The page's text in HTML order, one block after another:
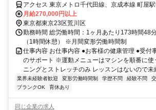
アクセス 東京メトロ千代田線、京成本線 町屋
月給270,000円以上
東京都東京23区荒川区
勤務時間 総労働時間：1ヶ月あたり173時間48
（1時間休憩） ※月間変形労働時間制
仕事内容 お仕事内容 ●お客様の健康管理 ●受付
のサポート ※運動メニューはマシンを順番に使
ニングとストレッチのみ レッスンはないので未
業界未経験者歓迎 変形労働時間制 学歴不問 経験不問
ブランクOK
育休あり
同じ企業の求人